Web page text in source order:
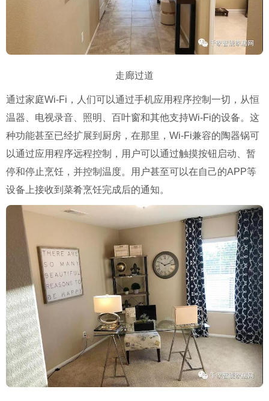
走廊过道
通过家庭Wi-Fi，人们可以通过手机应用程序控制一切，从恒
温器、电视录音、照明、百叶窗和其他支持Wi-Fi的设备。这
种功能甚至已经扩展到厨房，在那里，Wi-Fi兼容的陶器锅可
以通过应用程序远程控制，用户可以通过触摸按钮启动、暂
停和停止烹饪，并控制温度。用户甚至可以在自己的APP等
设备上接收到菜肴烹饪完成后的通知。